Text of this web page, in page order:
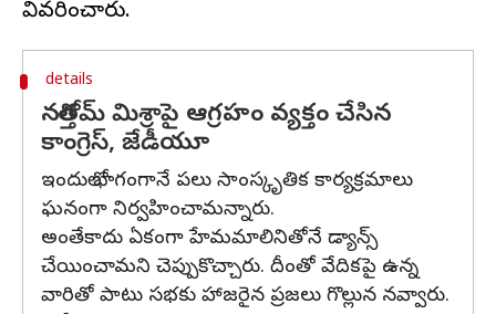
details
నరోత్తమ్ మిశ్రాపై ఆగ్రహం వ్యక్తం చేసిన
కాంగ్రెస్, జేడీయూ
ఇందులో భాగంగానే పలు సాంస్కృతిక కార్యక్రమాలు
ఘనంగా నిర్వహించామన్నారు.
అంతేకాదు ఏకంగా హేమమాలినితోనే డ్యాన్స్
చేయించామని చెప్పుకొచ్చారు. దీంతో వేదికపై ఉన్న
వారితో పాటు సభకు హాజరైన ప్రజలు గొల్లున నవ్వారు.